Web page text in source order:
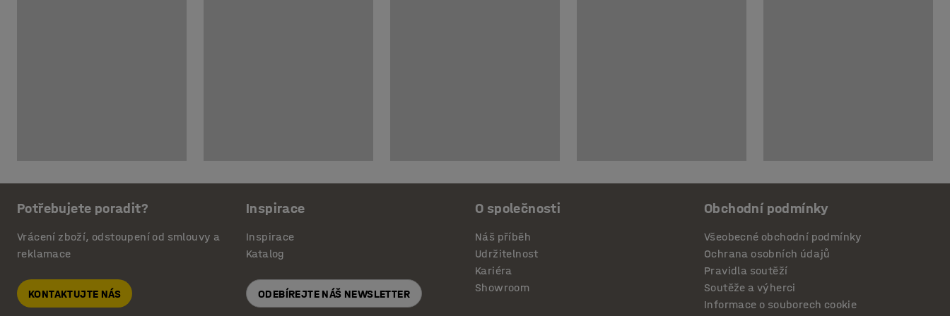
Potřebujete poradit?
Vrácení zboží, odstoupení od smlouvy a
reklamace
KONTAKTUJTE NÁS
Inspirace
Inspirace
Katalog
ODEBÍREJTE NÁŠ NEWSLETTER
O společnosti
Náš příběh
Udržitelnost
Kariéra
Showroom
Obchodní podmínky
Všeobecné obchodní podmínky
Ochrana osobních údajů
Pravidla soutěží
Soutěže a výherci
Informace o souborech cookie